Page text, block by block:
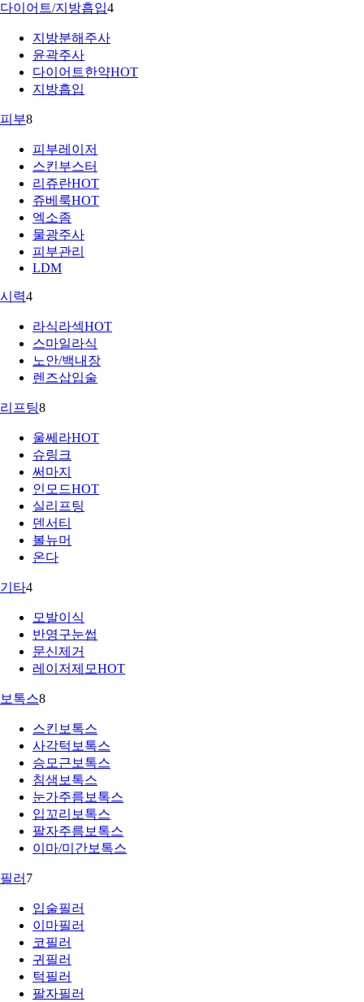
다이어트/지방흡입4
지방분해주사
윤곽주사
다이어트한약HOT
지방흡입
피부8
피부레이저
스킨부스터
리쥬란HOT
쥬베룩HOT
엑소좀
물광주사
피부관리
LDM
시력4
라식라섹HOT
스마일라식
노안/백내장
렌즈삽입술
리프팅8
울쎄라HOT
슈링크
써마지
인모드HOT
실리프팅
덴서티
볼뉴머
온다
기타4
모발이식
반영구눈썹
문신제거
레이저제모HOT
보톡스8
스킨보톡스
사각턱보톡스
승모근보톡스
침샘보톡스
눈가주름보톡스
입꼬리보톡스
팔자주름보톡스
이마/미간보톡스
필러 7
입술필러
이마필러
코필러
귀필러
턱필러
팔자필러